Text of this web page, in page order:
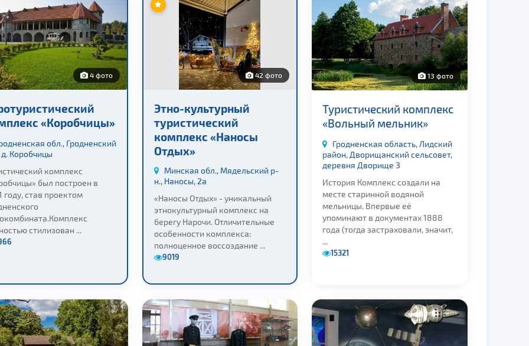
4 фото
«Коробчицы»
обл., Гродненский
Коробчицы
комплекс
был построен в
году, став проектом
стилизован ...
42 фото
Этно-культурный
туристический
комплекс «Наносы
Отдых»
Минская обл., Мядельский р-
н., Наносы, 2а
«Наносы Отдых» - уникальный
этнокультурный комплекс на
берегу Нарочи. Отличительные
особенности комплекса:
полноценное воссоздание ...
9019
13 фото
Туристический комплекс
«Вольный мельник»
Гродненская область, Лидский
район, Дворищанский сельсовет,
деревня Дворище 3
История Комплекс создали на
месте старинной водяной
мельницы. Впервые её
упоминают в документах 1888
года (тогда застраховали, значит,
...
15321